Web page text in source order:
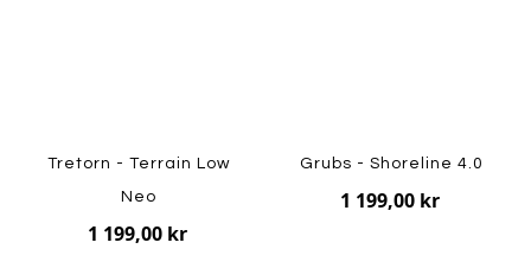
Tretorn - Terrain Low
Neo
1 199,00 kr
Grubs - Shoreline 4.0
1 199,00 kr